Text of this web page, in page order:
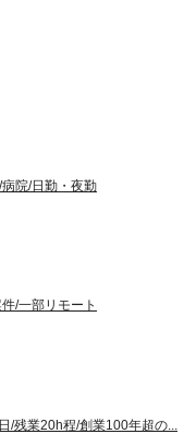
院/日勤・夜勤
/一部リモート
/残業20h程/創業100年超の...